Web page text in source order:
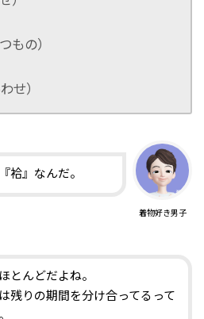
もの）
せ）
着物好き男子
袷』なんだ。
とんどだよね。
残りの期間を分け合ってるって